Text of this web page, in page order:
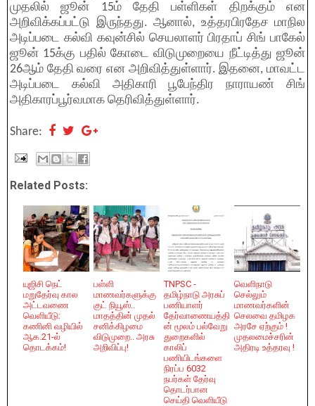
முதலில் ஜூன் 15ம் தேதி பள்ளிகள் திறக்கும் என
அறிவிக்கப்பட்டு இருந்தது. ஆனால், உத்தரபிரதேச மாநில
அடிப்படை கல்வி கவுன்சில் செயலாளர் பிரதாப் சிங் பாகேல்
ஜூன் 15க்கு பதில் கோடை விடுமுறையை நீட்டித்து ஜூன்
26ஆம் தேதி வரை என அறிவித்துள்ளார். இதனை, மாவட்ட
அடிப்படை கல்வி அதிகாரி பூபேந்திர நாராயண் சிங்
அதிகாரப்பூர்வமாக தெரிவித்துள்ளார்.
Share:
Related Posts:
யுஜிசி நெட்
மறுதேர்வு கால
அட்டவணை
வெளியீடு:
கணினி வழியில்
ஆக.21-ல்
தொடக்கம்!
பள்ளி
மாணவர்களுக்கு
குட் நியூஸ்..
மாதத்தின் முதல்
சனிக்கிழமை
விடுமுறை.. அரசு
அறிவிப்பு!
TNPSC -
தமிழ்நாடு அரசுப்
பணியாளர்
தேர்வாணையத்தி
ன் மூலம் பல்வேறு
துறைகளில்
காலிப்
பணியிடங்களை
நிரப்ப 6032
நபர்கள் தேர்வு
தொடர்பான
செய்தி வெளியீடு
வெளிநாடு
செல்லும்
மாணவர்களின்
செலவை தமிழக
அரசே ஏற்கும் !
முதலமைச்சரின்
அதிரடி உத்தரவு !